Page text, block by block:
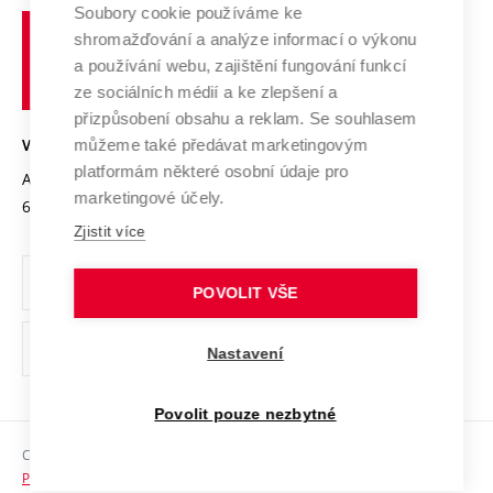
Výzkumné infrastruktury
Transfer znalostí
Open Science
Projekty
Projekty ze strukturálních fondů
Specifický výzkum
Spolupráce se školami
Služby univerzity
Mezinárodní dohody
Univerzitní sítě
Udržitelná univerzita
Podnikavá univerzita / ContriBUTe
Bezpečná univerzita
Vyznamenání
Organizační struktura
Ochrana osobních údajů
odkaz)
Sociální bezpečí
učení
technické
VYSOKÉ UČENÍ TECHNICKÉ V BRNĚ
Antonínská 548/1
602 00 Brno
www.vut.cz
vut@vutbr.cz
Copyright © 2026 VUT
Prohlášení o přístupnosti
Soubory cookie používáme ke
shromažďování a analýze informací o výkonu
a používání webu, zajištění fungování funkcí
ze sociálních médií a ke zlepšení a
přizpůsobení obsahu a reklam. Se souhlasem
můžeme také předávat marketingovým
platformám některé osobní údaje pro
marketingové účely.
Zjistit více
POVOLIT VŠE
Nastavení
Povolit pouze nezbytné